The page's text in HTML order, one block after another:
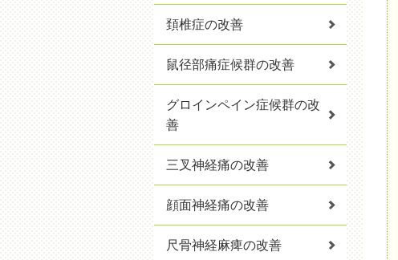
頚椎症の改善
鼠径部痛症候群の改善
グロインペイン症候群の改
善
三叉神経痛の改善
顔面神経痛の改善
尺骨神経麻痺の改善